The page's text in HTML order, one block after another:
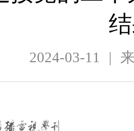
2024-03-11 |